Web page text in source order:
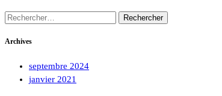
Rechercher :
Archives
septembre 2024
janvier 2021